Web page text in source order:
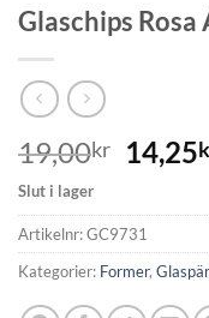
Glaschips Rosa
19,00kr 14,25
Slut i lager
Artikelnr:GC9731
Kategorier: Former,